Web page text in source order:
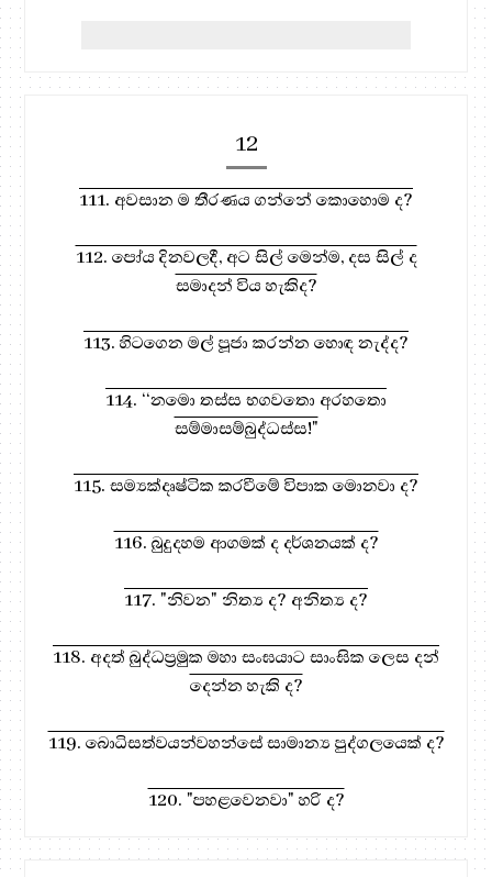
12
111. අවසාන ම තීරණය ගන්නේ කොහොම ද?
112. පෝය දිනවලදී, අට සිල් මෙන්ම, දස සිල් ද
සමාදන් විය හැකිද?
113. හිටගෙන මල් පූජා කරන්න හොඳ නැද්ද?
114. ‘‘නමො තස්ස භගවතො අරහතො
සම්මාසම්බුද්ධස්ස!"
115. සම්‍යක්දෘෂ්ටික කරවීමේ විපාක මොනවා ද?
116. බුදුදහම ආගමක් ද දර්ශනයක් ද?
117. "නිවන" නිත්‍ය ද? අනිත්‍ය ද?
118. අදත් බුද්ධප්‍රමුක මහා සංඝයාට සාංඝික ලෙස දන්
දෙන්න හැකි ද?
119. බොධිසත්වයන්වහන්සේ සාමාන්‍ය පුද්ගලයෙක් ද?
120. "පහළවෙනවා" හරි ද?